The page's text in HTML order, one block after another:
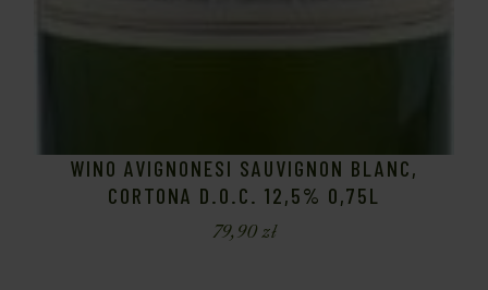
WINO AVIGNONESI SAUVIGNON BLANC,
CORTONA D.O.C. 12,5% 0,75L
79,90zł